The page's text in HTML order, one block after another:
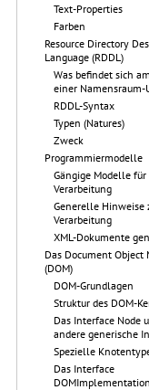
Text-Properties
Farben
Resource Directory
Language (RDDL)
Was befindet sich
einer Namensraum-
RDDL-Syntax
Typen (Natures)
Zweck
Programmiermodelle
Gängige Modelle für
Verarbeitung
Generelle Hinweise
Verarbeitung
XML-Dokumente
Das Document Object
(DOM)
DOM-Grundlagen
Struktur des DOM-
Das Interface Node
andere generische
Spezielle
Das Interface
DOMImplementation